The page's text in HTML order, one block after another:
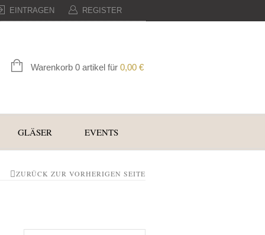
EINTRAGEN REGISTER
Warenkorb 0 artikel für 0,00 €
GLÄSER EVENTS
ZURÜCK ZUR VORHERIGEN SEITE